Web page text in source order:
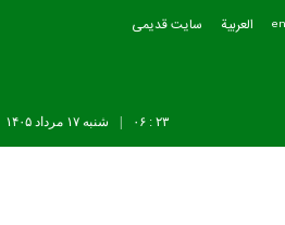
العربیة سایت قدیمی
شنبه ۱۷ مرداد ۱۴۰۵ ۲۳ : ۰۶